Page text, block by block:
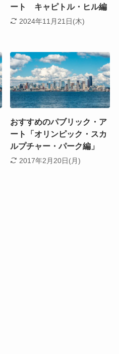
ート キャピトル・ヒル編
2024年11月21日(木)
おすすめのパブリック・ア
ート「オリンピック・スカ
ルプチャー・パーク編」
2017年2月20日(月)